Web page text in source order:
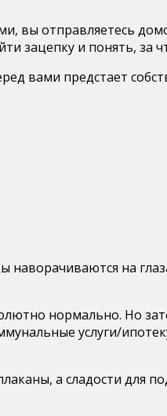
вы отправляетесь
зацепку и понять, за
вами предстает
на
нормально. Но
услуги/
а сладости для